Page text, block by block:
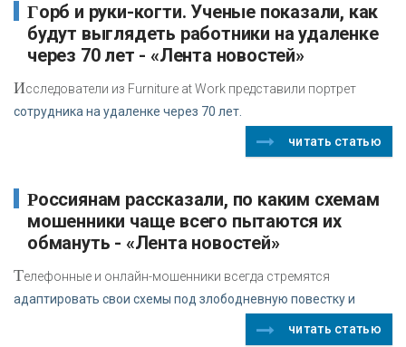
Горб и руки-когти. Ученые показали, как
будут выглядеть работники на удаленке
через 70 лет - «Лента новостей»
Исследователи из Furniture at Work представили портрет
сотрудника на удаленке через 70 лет.
читать статью
Россиянам рассказали, по каким схемам
мошенники чаще всего пытаются их
обмануть - «Лента новостей»
Телефонные и онлайн-мошенники всегда стремятся
адаптировать свои схемы под злободневную повестку и
читать статью